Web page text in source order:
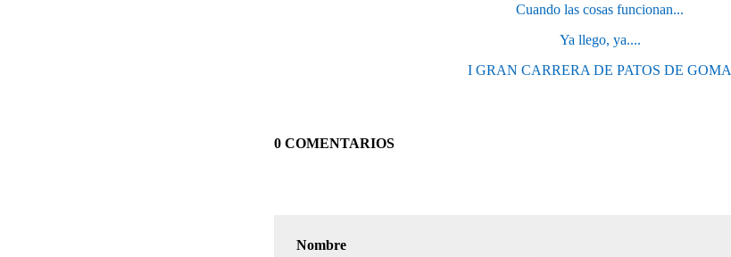
Cuando las cosas funcionan...
Ya llego, ya....
I GRAN CARRERA DE PATOS DE GOMA
0 COMENTARIOS
Nombre